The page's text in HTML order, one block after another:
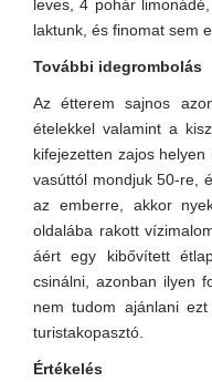
leves, 4 pohár
laktunk, és finomat sem
További idegrombolás
Az étterem sajnos
ételekkel valamint a
kifejezetten zajos
vasúttól mondjuk 50-re,
az emberre, akkor
oldalába rakott
áért egy kibővített
csinálni, azonban ilyen
nem tudom ajánlani
turistakopasztó.
Értékelés